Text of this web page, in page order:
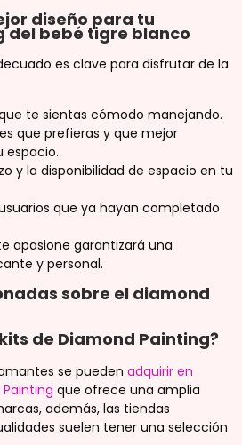
diseño para tu
del bebé tigre blanco
es clave para disfrutar de la
te sientas cómodo manejando.
que prefieras y que mejor
y la disponibilidad de espacio en tu
que ya hayan completado
apasione garantizará una
y personal.
sobre el diamond
de Diamond Painting?
se pueden adquirir en
que ofrece una amplia
además, las tiendas
suelen tener una selección